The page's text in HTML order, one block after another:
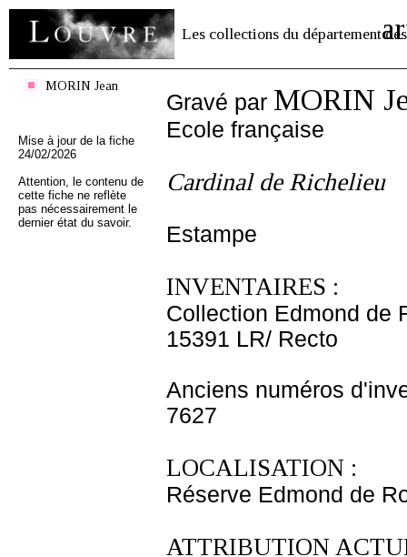
Les collections du département des
MORIN Jean
Mise à jour de la fiche
24/02/2026
Attention, le contenu de
cette fiche ne reflète
pas nécessairement le
dernier état du savoir.
Gravé par MORIN
Ecole française
Cardinal de Richelieu
Estampe
INVENTAIRES :
Collection Edmond de
15391 LR/ Recto
Anciens numéros
7627
LOCALISATION :
Réserve Edmond de
ATTRIBUTION